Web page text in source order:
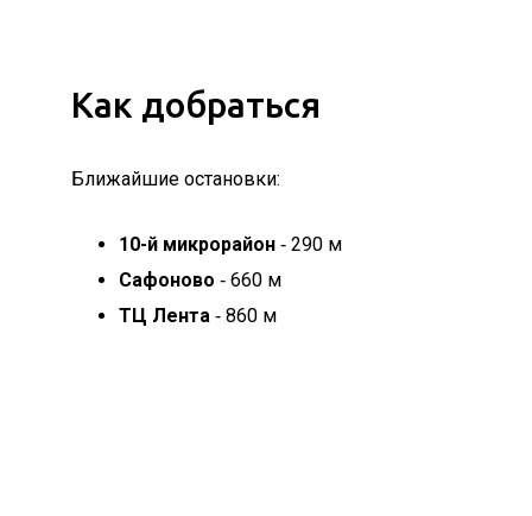
Как добраться
Ближайшие остановки:
10-й микрорайон ‐ 290 м
Сафоново ‐ 660 м
ТЦ Лента ‐ 860 м